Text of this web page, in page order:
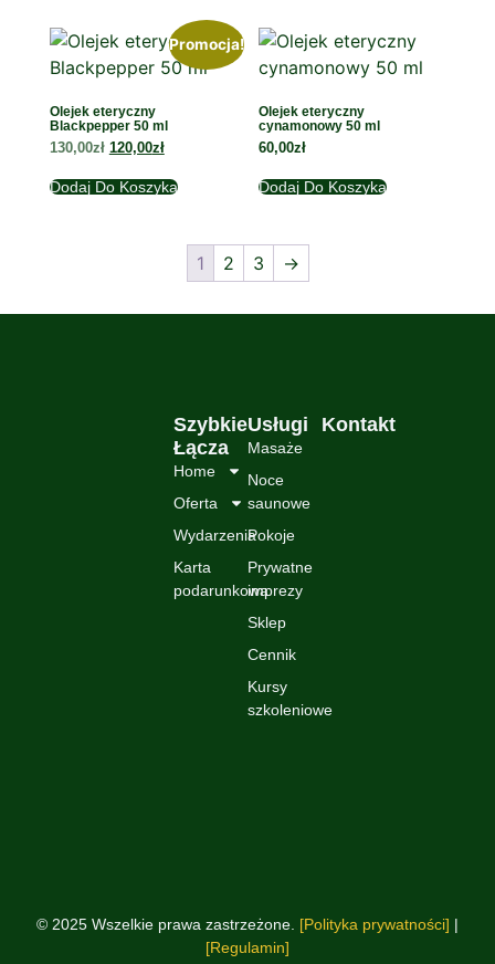
Promocja!
Olejek eteryczny
Blackpepper 50 ml
130,00zł 120,00zł
Dodaj Do Koszyka
Olejek eteryczny
cynamonowy 50 ml
60,00zł
Dodaj Do Koszyka
1 2 3 →
Usługi
Masaże
Noce
saunowe
Pokoje
Prywatne
imprezy
Sklep
Cennik
Kursy
szkoleniowe
Szybkie
Łącza
Home
Oferta
Wydarzenia
Karta
podarunkowa
Kontakt
© 2025 Wszelkie prawa zastrzeżone. [Polityka prywatności] |
[Regulamin]